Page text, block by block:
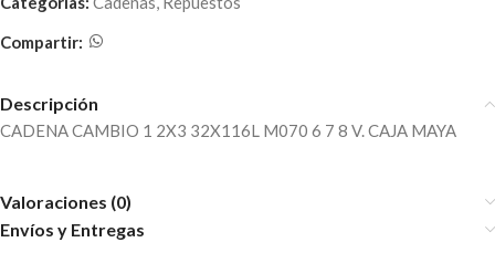
Compartir:
Descripción
CADENA CAMBIO 1 2X3 32X116L M070 6 7 8 V. CAJA MAYA
Valoraciones (0)
Envíos y Entregas